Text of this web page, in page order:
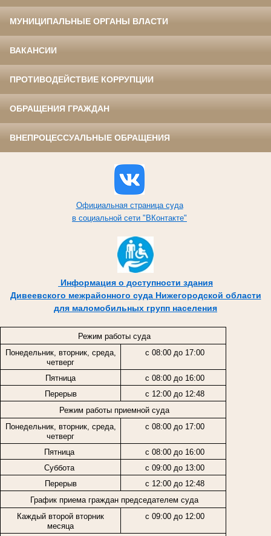
МУНИЦИПАЛЬНЫЕ ОРГАНЫ ВЛАСТИ
ВАКАНСИИ
ПРОТИВОДЕЙСТВИЕ КОРРУПЦИИ
ОБРАЩЕНИЯ ГРАЖДАН
ВНЕПРОЦЕССУАЛЬНЫЕ ОБРАЩЕНИЯ
Официальная страница суда
в социальной сети "ВКонтакте"
Информация о доступности здания
Дивеевского межрайонного суда Нижегородской области
для маломобильных групп населения
Режим работы суда
Понедельник, вторник, среда,
четверг
с 08:00 до 17:00
Пятница
с 08:00 до 16:00
Перерыв
с 12:00 до 12:48
Режим работы приемной суда
Понедельник, вторник, среда,
четверг
с 08:00 до 17:00
Пятница
с 08:00 до 16:00
Суббота
с 09:00 до 13:00
Перерыв
с 12:00 до 12:48
График приема граждан председателем суда
Каждый второй вторник
месяца
с 09:00 до 12:00